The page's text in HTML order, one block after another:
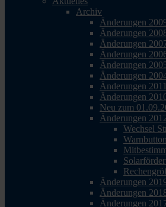
Archiv
Änderungen
Änderungen
Änderungen
Änderungen
Änderungen
Änderungen
Änderungen 2011
Änderungen
Neu zum
Änderungen
Wechsel
Warnbutton
Änderungen
Änderungen
Änderungen